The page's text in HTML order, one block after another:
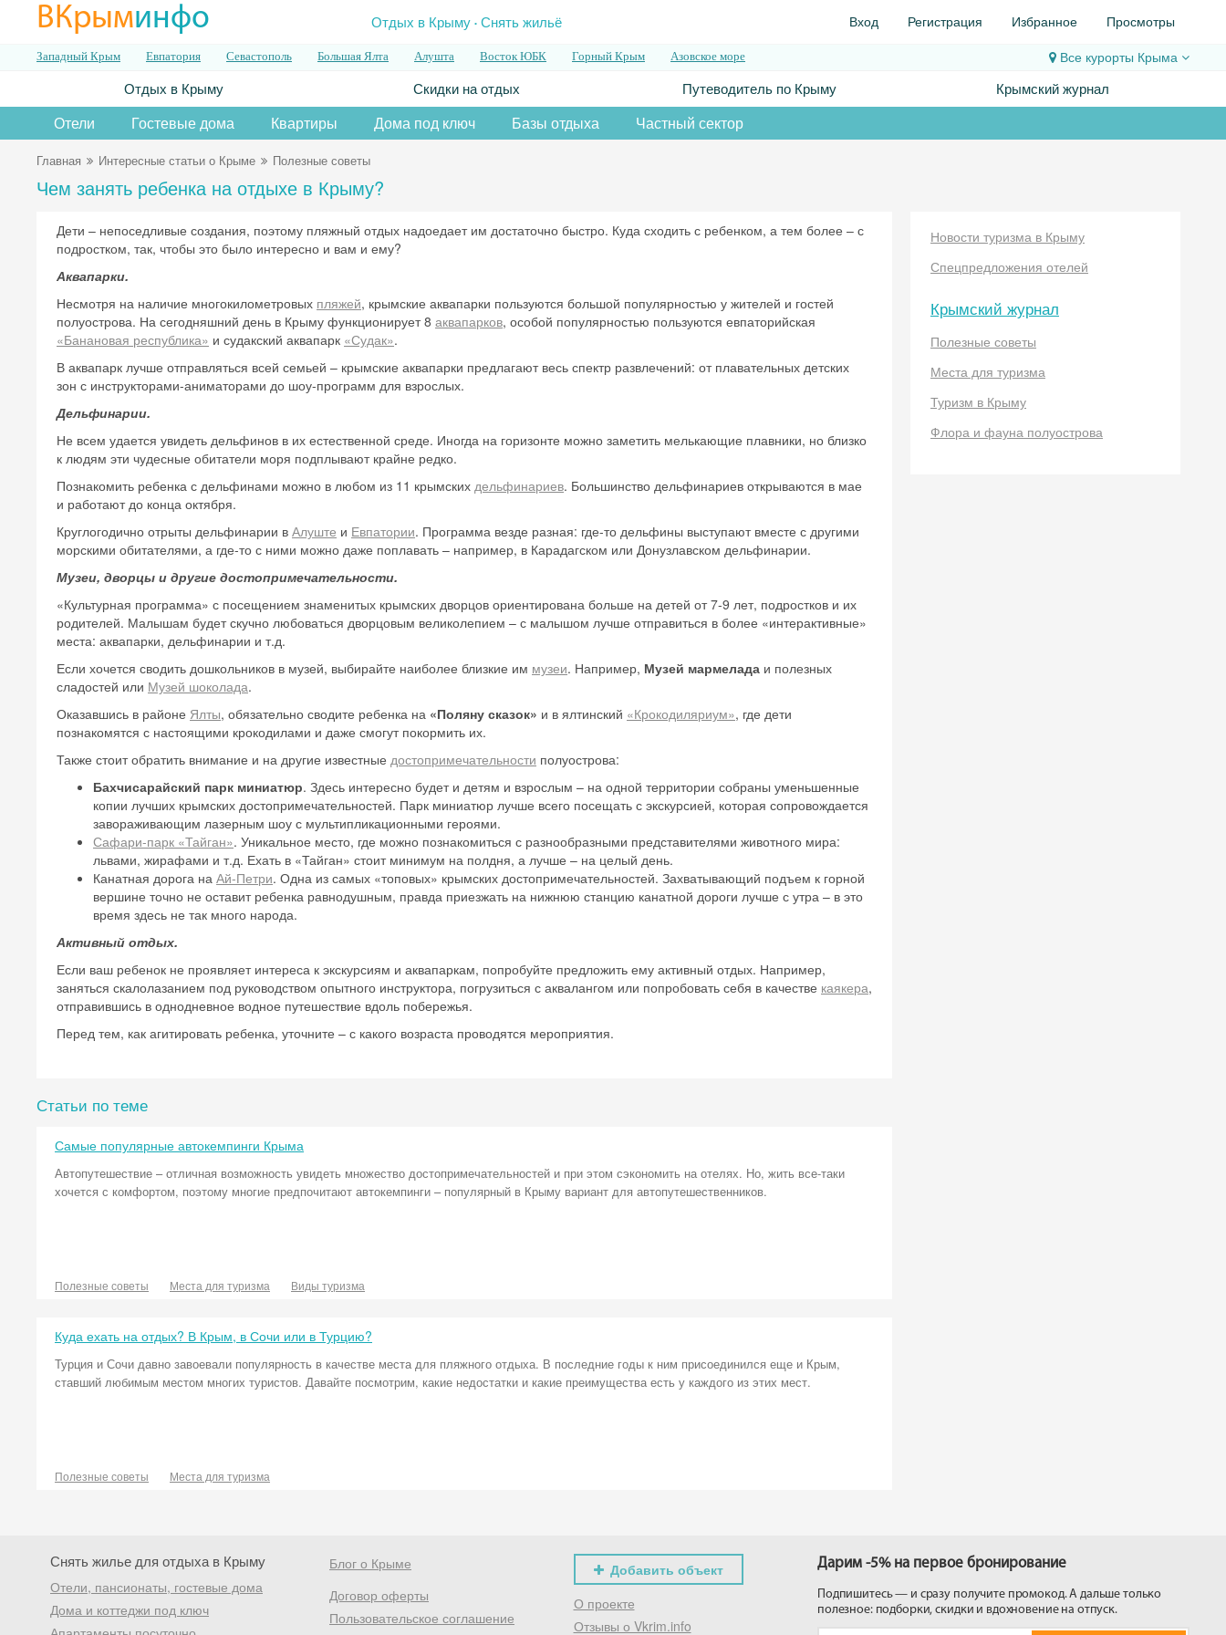
ВКрыминфо Отдых в Крыму.Снять жильё Вход Регистрация Избранное Просмотры
Западный Крым Евпатория Севастополь Большая Ялта Алушта Восток ЮБК Горный Крым Азовское море Все курорты Крыма
Отдых в Крыму Скидки на отдых Путеводитель по Крыму Крымский журнал
Отели Гостевые дома Квартиры Дома под ключ Базы отдыха Частный сектор
Главная Интересные статьи о Крыме Полезные советы
Чем занять ребенка на отдыхе в Крыму?
Дети – непоседливые создания, поэтому пляжный отдых надоедает им достаточно быстро. Куда сходить с ребенком, а тем более – с
подростком, так, чтобы это было интересно и вам и ему?
Аквапарки.
Несмотря на наличие многокилометровых пляжей, крымские аквапарки пользуются большой популярностью у жителей и гостей
полуострова. На сегодняшний день в Крыму функционирует 8 аквапарков, особой популярностью пользуются евпаторийская
«Банановая республика» и судакский аквапарк «Судак».
В аквапарк лучше отправляться всей семьей – крымские аквапарки предлагают весь спектр развлечений: от плавательных детских
зон с инструкторами-аниматорами до шоу-программ для взрослых.
Дельфинарии.
Не всем удается увидеть дельфинов в их естественной среде. Иногда на горизонте можно заметить мелькающие плавники, но близко
к людям эти чудесные обитатели моря подплывают крайне редко.
Познакомить ребенка с дельфинами можно в любом из 11 крымских дельфинариев. Большинство дельфинариев открываются в мае
и работают до конца октября.
Круглогодично отрыты дельфинарии в Алуште и Евпатории. Программа везде разная: где-то дельфины выступают вместе с другими
морскими обитателями, а где-то с ними можно даже поплавать – например, в Карадагском или Донузлавском дельфинарии.
Музеи, дворцы и другие достопримечательности.
«Культурная программа» с посещением знаменитых крымских дворцов ориентирована больше на детей от 7-9 лет, подростков и их
родителей. Малышам будет скучно любоваться дворцовым великолепием – с малышом лучше отправиться в более «интерактивные»
места: аквапарки, дельфинарии и т.д.
Если хочется сводить дошкольников в музей, выбирайте наиболее близкие им музеи. Например, Музей мармелада и полезных
сладостей или Музей шоколада.
Оказавшись в районе Ялты, обязательно сводите ребенка на «Поляну сказок» и в ялтинский «Крокодиляриум», где дети
познакомятся с настоящими крокодилами и даже смогут покормить их.
Также стоит обратить внимание и на другие известные достопримечательности полуострова:
Бахчисарайский парк миниатюр. Здесь интересно будет и детям и взрослым – на одной территории собраны уменьшенные
копии лучших крымских достопримечательностей. Парк миниатюр лучше всего посещать с экскурсией, которая сопровождается
завораживающим лазерным шоу с мультипликационными героями.
Сафари-парк «Тайган». Уникальное место, где можно познакомиться с разнообразными представителями животного мира:
львами, жирафами и т.д. Ехать в «Тайган» стоит минимум на полдня, а лучше – на целый день.
Канатная дорога на Ай-Петри. Одна из самых «топовых» крымских достопримечательностей. Захватывающий подъем к горной
вершине точно не оставит ребенка равнодушным, правда приезжать на нижнюю станцию канатной дороги лучше с утра – в это
время здесь не так много народа.
Активный отдых.
Если ваш ребенок не проявляет интереса к экскурсиям и аквапаркам, попробуйте предложить ему активный отдых. Например,
заняться скалолазанием под руководством опытного инструктора, погрузиться с аквалангом или попробовать себя в качестве каякера,
отправившись в однодневное водное путешествие вдоль побережья.
Перед тем, как агитировать ребенка, уточните – с какого возраста проводятся мероприятия.
Статьи по теме
Самые популярные автокемпинги Крыма
Автопутешествие – отличная возможность увидеть множество достопримечательностей и при этом сэкономить на отелях. Но, жить все-таки
хочется с комфортом, поэтому многие предпочитают автокемпинги – популярный в Крыму вариант для автопутешественников.
Полезные советы Места для туризма Виды туризма
Куда ехать на отдых? В Крым, в Сочи или в Турцию?
Турция и Сочи давно завоевали популярность в качестве места для пляжного отдыха. В последние годы к ним присоединился еще и Крым,
ставший любимым местом многих туристов. Давайте посмотрим, какие недостатки и какие преимущества есть у каждого из этих мест.
Полезные советы Места для туризма
Новости туризма в Крыму
Спецпредложения отелей
Крымский журнал
Полезные советы
Места для туризма
Туризм в Крыму
Флора и фауна полуострова
Снять жилье для отдыха в Крыму
Отели, пансионаты, гостевые дома
Дома и коттеджи под ключ
Блог о Крыме
Договор оферты
Пользовательское соглашение
Добавить объект
О проекте
Отзывы о Vkrim.info
Дарим -5% на первое бронирование
Подпишитесь — и сразу получите промокод. А дальше только
полезное: подборки, скидки и вдохновение на отпуск.
Скидка −5%
Хочешь дешевле? Оставь почту и получи промокод на
первое бронирование!